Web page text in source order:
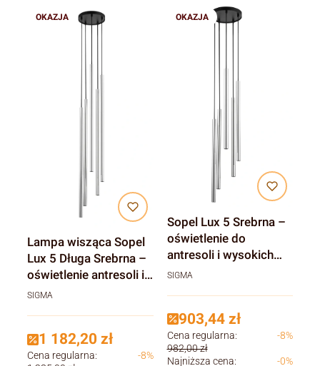
OKAZJA
Lampa wisząca Sopel
Lux 5 Długa Srebrna –
oświetlenie antresoli i
wysokich salonów
SIGMA
1 182,20 zł
Cena regularna:
-8%
OKAZJA
Sopel Lux 5 Srebrna –
oświetlenie do
antresoli i wysokich
pomieszczeńń
SIGMA
903,44 zł
Cena regularna:
982,00 zł
-8%
Najniższa cena:
-0%